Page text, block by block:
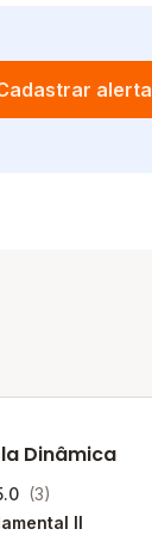
alerta
Dinâmica
(3)
II